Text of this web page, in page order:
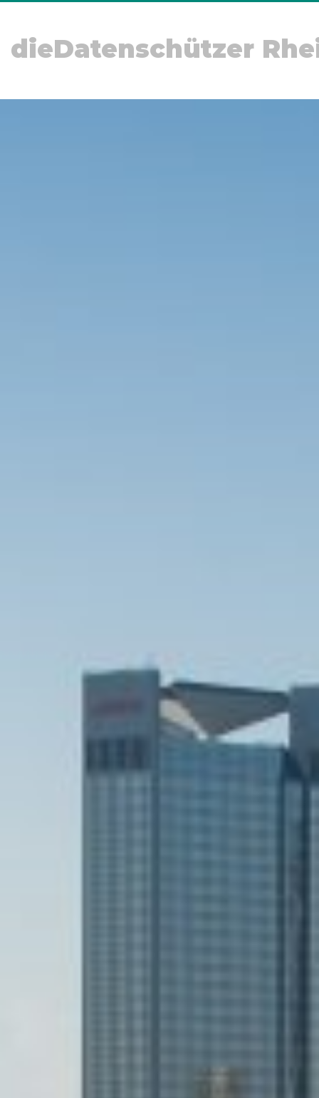
dieDatenschützer